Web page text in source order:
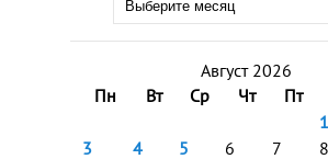
Август 2026
Пн
Вт Ср Чт Пт
1
3
4 5 6 7 8